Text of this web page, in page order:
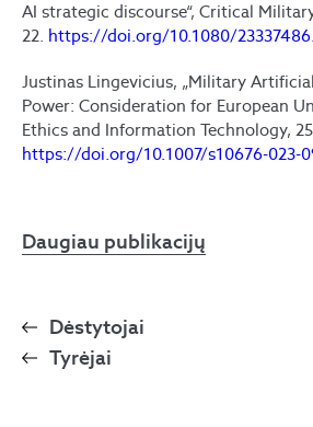
AI strategic discourse“, Critical
22. https://doi.org/10.1080/
Justinas Lingevicius, „Military
Power: Consideration for European
Ethics and Information Technology,
https://doi.org/10.1007/s10676-023-
Daugiau publikacijų
Dėstytojai
Tyrėjai